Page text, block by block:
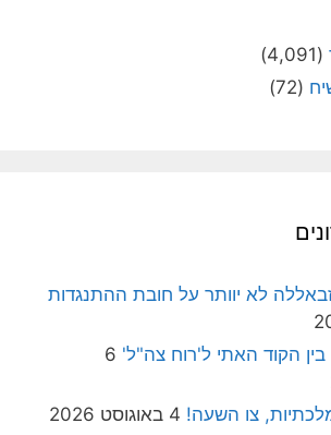
(4,091)
(72)
לא יוותר על חובת ההתנגדות
הקוד האתי ל'רוח צה"ל' 6
צו השעה! 4 באוגוסט 2026